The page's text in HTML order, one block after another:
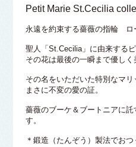
Petit Marie St.Cecilia
永遠を約束する薔薇の指輪 ロ
聖人「St.Cecilia」に由来するピ
その花は最後の一瞬まで優しく
その名をいただいた特別なマリ
まさに不変の愛の証。
薔薇のブーケ＆ブートニアに
す。
＊鍛造（たんぞう）製法でお